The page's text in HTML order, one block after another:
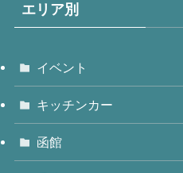
エリア別
イベント
キッチンカー
函館